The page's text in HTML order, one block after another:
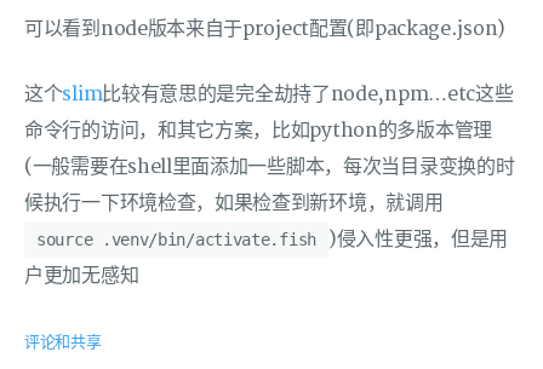
可以看到node版本来自于project配置(即package.json)
这个slim比较有意思的是完全劫持了node,npm…etc这些
命令行的访问，和其它方案，比如python的多版本管理
(一般需要在shell里面添加一些脚本，每次当目录变换的时
候执行一下环境检查，如果检查到新环境，就调用
source .venv/bin/activate.fish
)侵入性更强，但是用
户更加无感知
评论和共享